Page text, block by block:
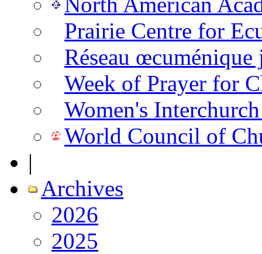
Prairie Centre for
Réseau
Week of Prayer for
Women's
World Council of
|
Archives
2026
2025